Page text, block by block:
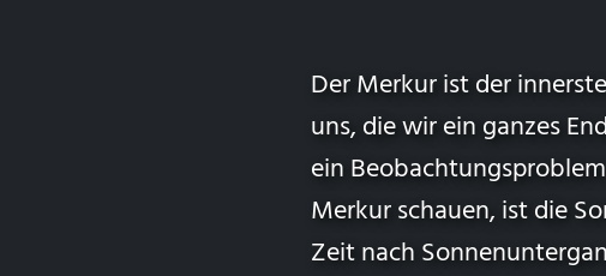
Der Merkur ist der
uns, die wir ein ganzes
ein
Merkur schauen, ist die
Zeit nach